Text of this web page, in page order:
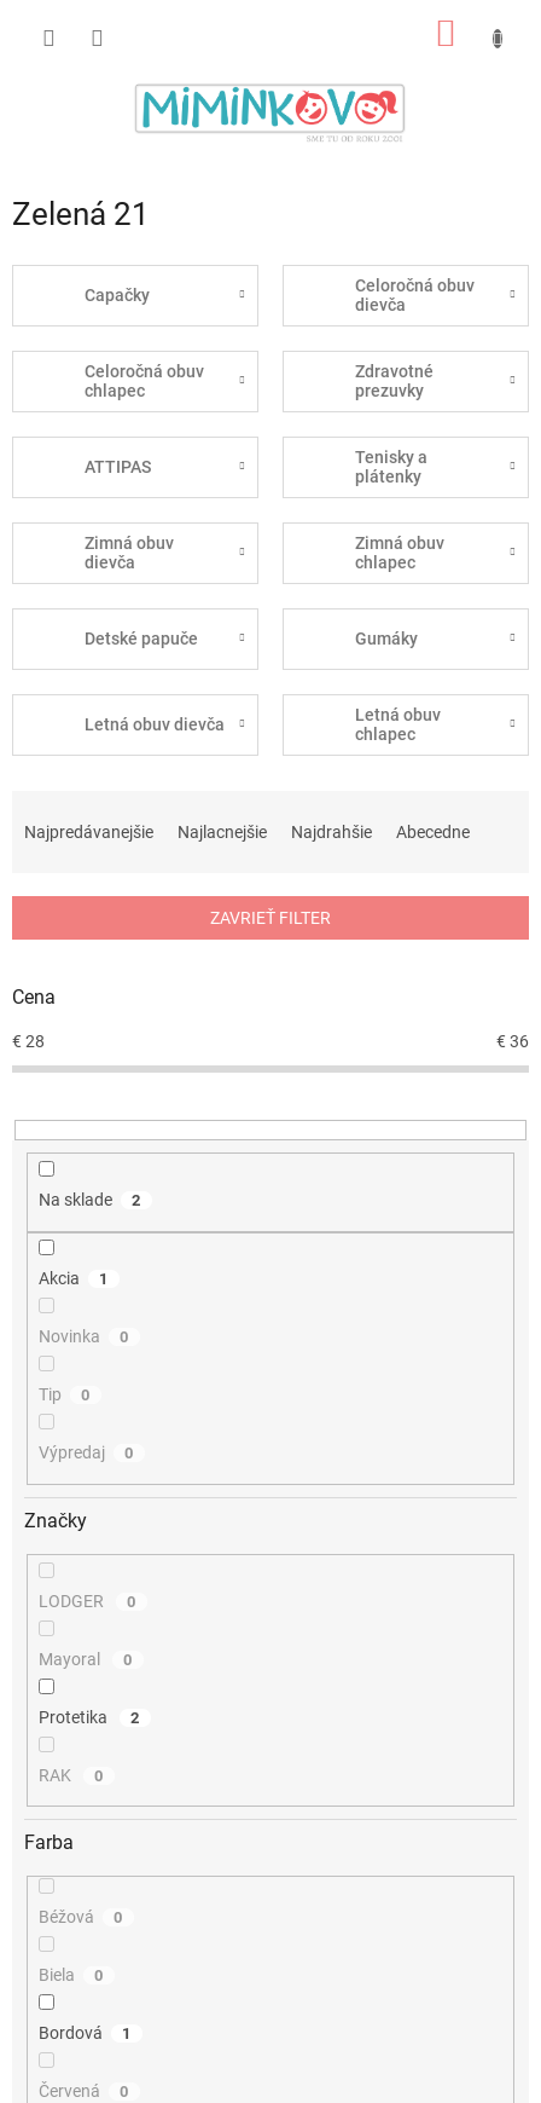
Zelená 21
Capačky
Celoročná obuv
dievča
Celoročná obuv
chlapec
Zdravotné
prezuvky
ATTIPAS
Tenisky a
plátenky
Zimná obuv
dievča
Zimná obuv
chlapec
Detské papuče Gumáky
Letná obuv dievča
Letná obuv
chlapec
i
p
o
d
k
t
Najpredávanejšie Najlacnejšie Najdrahšie Abecedne
ZAVRIEŤ FILTER
Cena
€ 28 € 36
Na sklade 2
Akcia 1
Novinka 0
Tip 0
Výpredaj 0
Značky
LODGER 0
Mayoral 0
Protetika 2
RAK 0
Farba
Béžová 0
Biela 0
Bordová 1
Červená 0